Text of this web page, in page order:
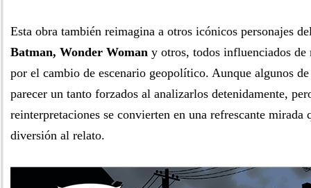
Esta obra también reimagina a otros icónicos personajes
Batman, Wonder Woman y otros, todos influenciados de
por el cambio de escenario geopolítico. Aunque algunos
parecer un tanto forzados al analizarlos detenidamente,
reinterpretaciones se convierten en una refrescante mirada
diversión al relato.